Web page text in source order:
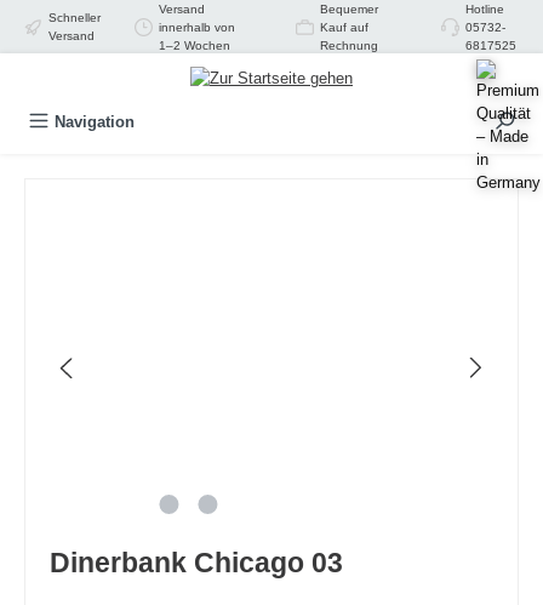
springen
Schneller
Versand
Versand
innerhalb von
1–2 Wochen
Bequemer
Kauf auf
Rechnung
Hotline
05732-
6817525
Navigation
Dinerbank Chicago 03